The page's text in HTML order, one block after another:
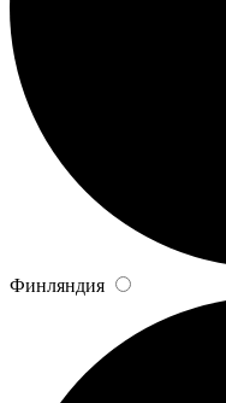
Финляндия